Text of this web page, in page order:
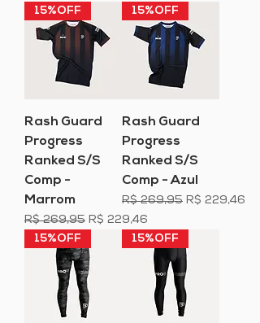
15%OFF
Rash Guard
Progress
Ranked S/S
Comp -
Marrom
Preço normal
R$ 269,95 Preço promocional
R$ 229,46
15%OFF
Rash Guard
Progress
Ranked S/S
Comp - Azul
Preço normal
R$ 269,95 Preço
R$ 229,46
15%OFF 15%OFF